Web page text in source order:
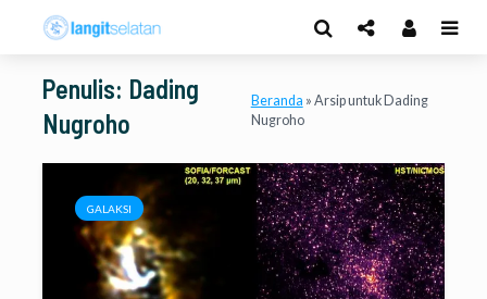
Penulis: Dading
Nugroho
Beranda » Arsip untuk Dading
Nugroho
GALAKSI